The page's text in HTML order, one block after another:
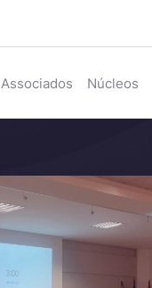
Associados Núcleos